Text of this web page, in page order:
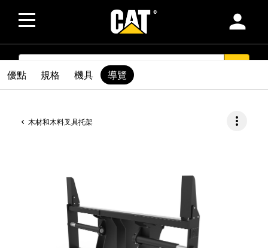
person
SEARCH
木材和木料叉具托架 more_vert
優點 規格 機具 導覽